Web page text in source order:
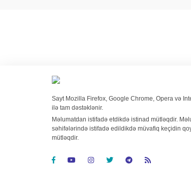
Sayt Mozilla Firefox, Google Chrome, Opera və
ilə tam dəstəklənir.
Məlumatdan istifadə etdikdə istinad mütləqdir.
səhifələrində istifadə edildikdə müvafiq keçidin
mütləqdir.